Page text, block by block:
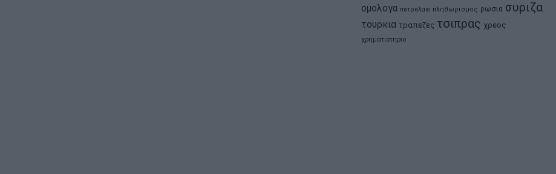
ομολογα πετρελαιο πληθωρισμος ρωσια συριζα
τουρκια τραπεζες τσιπρας χρεος
χρηματιστηριο